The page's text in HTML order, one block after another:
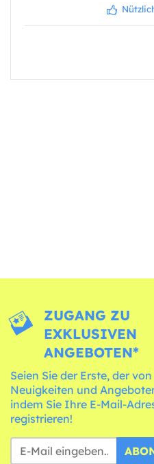
ZUGANG ZU
EXKLUSIVEN
ANGEBOTEN*
Seien Sie der Erste, der von
Neuigkeiten und
indem Sie Ihre E-Mail-
registrieren!